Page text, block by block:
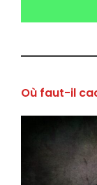
Où faut-il